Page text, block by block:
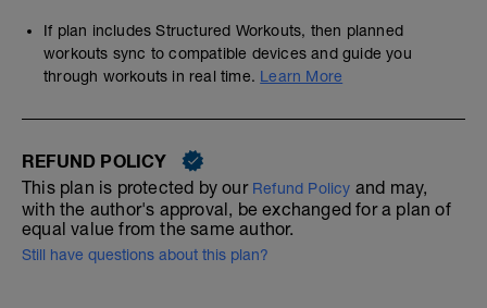
If plan includes Structured Workouts, then planned
workouts sync to compatible devices and guide you
through workouts in real time. Learn More
REFUND POLICY
This plan is protected by our Refund Policy and may,
with the author's approval, be exchanged for a plan of
equal value from the same author.
Still have questions about this plan?